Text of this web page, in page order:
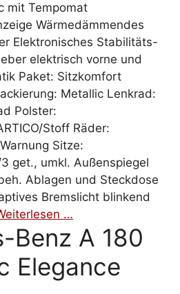
mit Tempomat
Wärmedämmendes
Elektronisches Stabilitäts-
elektrisch vorne und
Paket: Sitzkomfort
Metallic Lenkrad:
Polster:
Stoff Räder:
Sitze:
get., umkl. Außenspiegel
Ablagen und Steckdose
Bremslicht blinkend
…
Benz A 180
Elegance